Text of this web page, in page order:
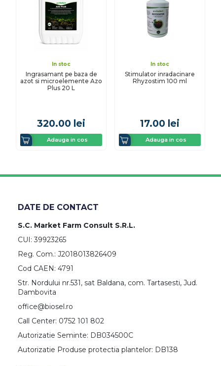
In stoc
Ingrasamant pe baza de
azot si microelemente Azo
Plus 20 L
320.00 lei
Adauga in cos
In stoc
Stimulator inradacinare
Rhyzostim 100 ml
17.00 lei
Adauga in cos
DATE DE CONTACT
S.C. Market Farm Consult S.R.L.
CUI: 39923265
Reg. Com.: J2018013826409
Cod CAEN: 4791
Str. Nordului nr.531, sat Baldana, com. Tartasesti, Jud.
Dambovita
office@biosel.ro
Call Center: 0752 101 802
Autorizatie Seminte: DB034500C
Autorizatie Produse protectia plantelor: DB138